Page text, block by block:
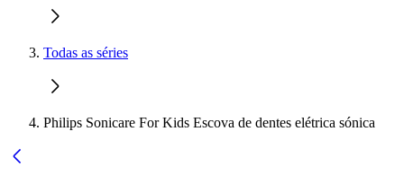
Todas as séries
Philips Sonicare For Kids Escova de dentes elétrica sónica